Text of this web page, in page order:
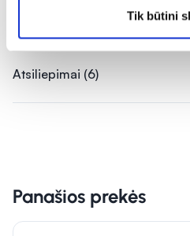
Tik būtini
Instrukcijos ir informacija
Atsiliepimai (6)
Panašios prekės